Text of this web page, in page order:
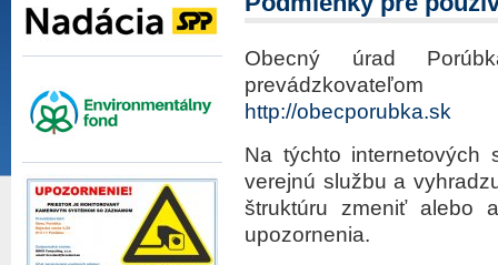
Obecný úrad
http://obecporubka.sk
Na týchto internetových
verejnú službu a
štruktúru zmeniť alebo
upozornenia.